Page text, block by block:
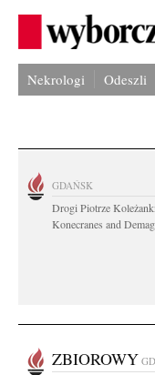
Nekrologi Odeszli
GDAŃSK
Drogi Piotrze
Konecranes and
ZBIOROWY